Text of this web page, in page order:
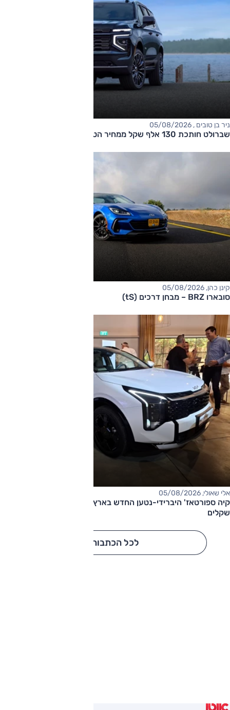
ניר בן טובים , 05/08/2026
שברולט חותכת 130 אלף שקל ממחיר הטאהו
קינן כהן, 05/08/2026
סובארו BRZ – מבחן דרכים (tS)
אלי שאולי, 05/08/2026
שקלים
לכל הכתבות